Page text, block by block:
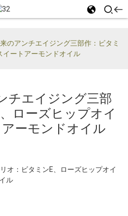
のアンチエイジング三部作：ビタミ
イートアーモンドオイル
チエイジング三部
ローズヒップオイ
ーモンドオイル